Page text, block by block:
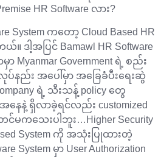
HR Software လား?
System ကတော့ Cloud Based HR
ယ်။ ဒါ့အပြင် Bamawl HR Software
Myanmar Government ရဲ့ စည်း
နည်း အပေါ်မှာ အခြေခံပီးရေးဆွဲ
ရဲ့ သီးသန့် policy တွေ
အနေနဲ့ ရှိလာခဲ့ရင်လည်း customized
င်မကသေးပါဘူး…Higher Security
System ကို အသုံးပြုထားတဲ့
System မှာ User Authorization